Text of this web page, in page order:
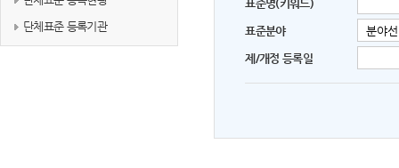
단체표준 등록기관
표준명(키워드)
표준분야
제/개정 등록일